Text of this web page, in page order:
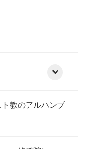
教のアルハンブ